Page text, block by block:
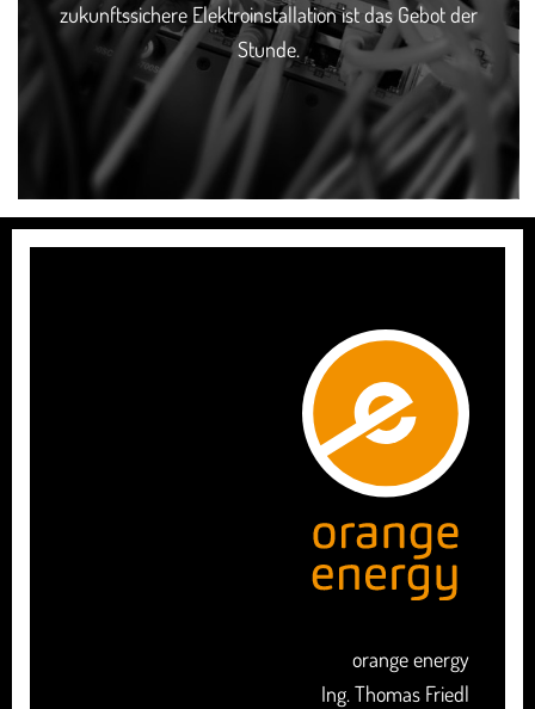
zukunftssichere Elektroinstallation ist das Gebot der
Stunde.
orange energy
Ing. Thomas Friedl